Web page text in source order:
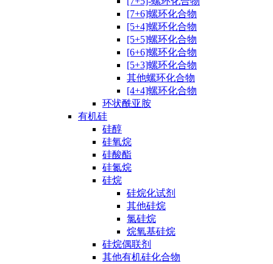
[7+6]螺环化合物
[5+4]螺环化合物
[5+5]螺环化合物
[6+6]螺环化合物
[5+3]螺环化合物
其他螺环化合物
[4+4]螺环化合物
环状酰亚胺
有机硅
硅醇
硅氧烷
硅酸酯
硅氮烷
硅烷
硅烷化试剂
其他硅烷
氯硅烷
烷氧基硅烷
硅烷偶联剂
其他有机硅化合物